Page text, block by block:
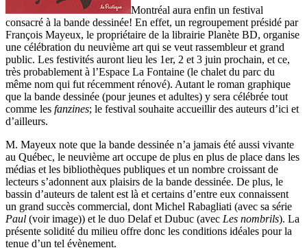
Montréal aura enfin un festival
consacré à la bande dessinée! En effet, un regroupement présidé par
François Mayeux, le propriétaire de la librairie Planète BD, organise
une célébration du neuvième art qui se veut rassembleur et grand
public. Les festivités auront lieu les 1er, 2 et 3 juin prochain, et ce,
très probablement à l’Espace La Fontaine (le chalet du parc du
même nom qui fut récemment rénové). Autant le roman graphique
que la bande dessinée (pour jeunes et adultes) y sera célébrée tout
comme les fanzines; le festival souhaite accueillir des auteurs d’ici et
d’ailleurs.
M. Mayeux note que la bande dessinée n’a jamais été aussi vivante
au Québec, le neuvième art occupe de plus en plus de place dans les
médias et les bibliothèques publiques et un nombre croissant de
lecteurs s’adonnent aux plaisirs de la bande dessinée. De plus, le
bassin d’auteurs de talent est là et certains d’entre eux connaissent
un grand succès commercial, dont Michel Rabagliati (avec sa série
Paul (voir image)) et le duo Delaf et Dubuc (avec Les nombrils). La
présente solidité du milieu offre donc les conditions idéales pour la
tenue d’un tel évènement.